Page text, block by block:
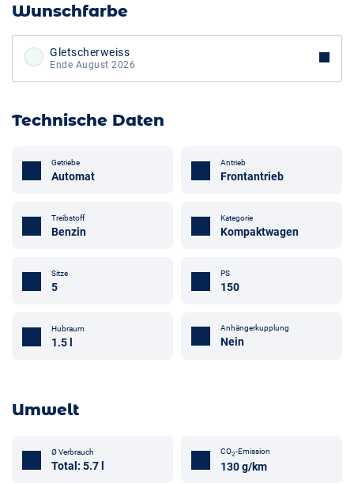
Wunschfarbe
Gletscherweiss
Ende August 2026
Technische Daten
Getriebe
Automat
Antrieb
Frontantrieb
Treibstoff
Benzin
Kategorie
Kompaktwagen
Sitze
5
PS
150
Hubraum
1.5 l
Anhängerkupplung
Nein
Umwelt
Ø Verbrauch
Total: 5.7 l
CO2-Emission
130 g/km